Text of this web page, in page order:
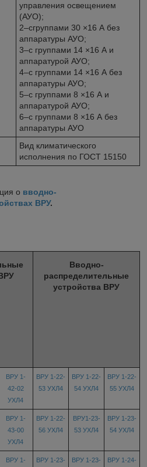
управления освещением
(АУО);
2–сгруппами 30 ×16 А без
аппаратуры АУО;
3–с группами 14 ×16 А и
аппаратурой АУО;
4–с группами 14 ×16 А без
аппаратуры АУО;
5–с группами 8 ×16 А и
аппаратурой АУО;
6–с группами 8 ×16 А без
аппаратуры АУО
Вид климатического
исполнения по ГОСТ 15150
о вводно-
ВРУ.
Вводно-
распределительные
устройства ВРУ
ВРУ 1-
42-02
УХЛ4
ВРУ 1-22-
53 УХЛ4
ВРУ 1-22-
54 УХЛ4
ВРУ 1-22-
55 УХЛ4
ВРУ 1-
43-00
УХЛ4
ВРУ 1-22-
56 УХЛ4
ВРУ1-23-
53 УХЛ4
ВРУ 1-23-
54 УХЛ4
ВРУ 1- ВРУ 1-23- ВРУ 1-23- ВРУ 1-24-